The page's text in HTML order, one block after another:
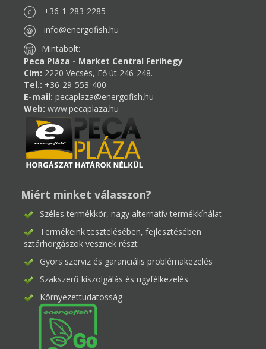
+36-1-283-2285
info@energofish.hu
Mintabolt:
Peca Pláza - Market Central Ferihegy
Cím: 2220 Vecsés, Fő út 246-248.
Tel.: +36-29-553-400
E-mail: pecaplaza@energofish.hu
Web: www.pecaplaza.hu
Miért minket válasszon?
Széles termékkör, nagy alternatív termékkínálat
Termékeink tesztelésében, fejlesztésében
sztárhorgászok vesznek részt
Gyors szerviz és garanciális problémakezelés
Szakszerű kiszolgálás és ügyfélkezelés
Környezettudatosság